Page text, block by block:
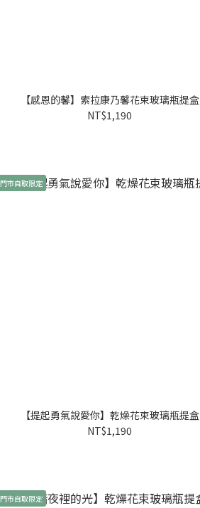
【感恩的馨】索拉康乃馨花束玻璃瓶提盒
NT$1,190
門市自取限定
【提起勇氣說愛你】乾燥花束玻璃瓶提盒
NT$1,190
門市自取限定